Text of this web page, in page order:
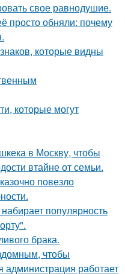
свое равнодушие.
просто обняли: почему
которые видны
которые могут
в Москву, чтобы
втайне от семьи.
повезло
популярность
брака.
чтобы
администрация работает